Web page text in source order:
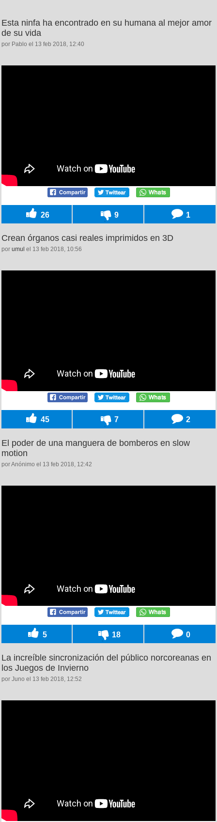
Esta ninfa ha encontrado en su humana al mejor amor
de su vida
por Pablo el 13 feb 2018, 12:40
26 9 1
Crean órganos casi reales imprimidos en 3D
por umul el 13 feb 2018, 10:56
45 7 2
El poder de una manguera de bomberos en slow
motion
por Anónimo el 13 feb 2018, 12:42
5 18 0
La increíble sincronización del público norcoreanas en
los Juegos de Invierno
por Juno el 13 feb 2018, 12:52